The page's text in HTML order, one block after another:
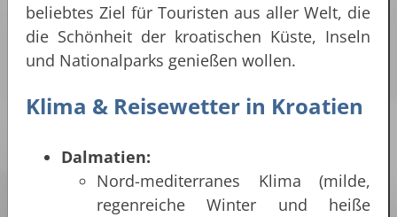
beliebtes Ziel für Touristen aus aller Welt, die
die Schönheit der kroatischen Küste, Inseln
und Nationalparks genießen wollen.
Klima & Reisewetter in Kroatien
Dalmatien:
Nord-mediterranes Klima (milde,
regenreiche Winter und heiße